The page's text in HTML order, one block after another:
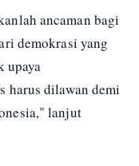
ancaman bagi
demokrasi yang
upaya
harus dilawan demi
lanjut